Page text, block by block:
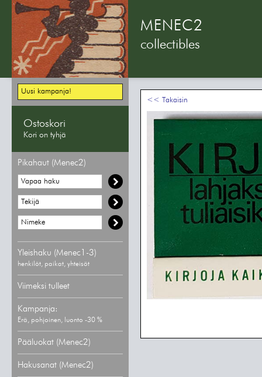
MENEC2
collectibles
Uusi kampanja!
Ostoskori
Kori on tyhjä
Pikahaut (Menec2)
Yleishaku (Menec1-3)
henkilöt, paikat, yhteisöt
Viimeksi tulleet
Kampanja:
Erä, pohjoinen, luonto -30 %
Pääluokat (Menec2)
Hakusanat (Menec2)
<< Takaisin